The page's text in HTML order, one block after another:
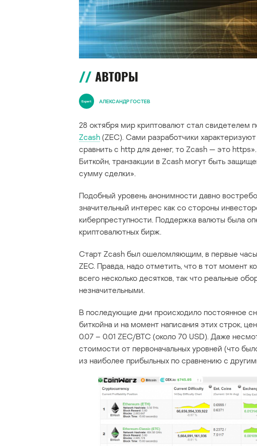
АВТОРЫ
АЛЕКСАНДР ГОСТЕВ
28 октября мир криптовалют стал свидетелем
Zcash (ZEC). Сами разработчики
сравнить с http для денег, то Zcash — это
Биткойн, транзакции в Zcash могут быть
сумму сделки».
Подобный уровень анонимности давно
значительный интерес как со стороны
киберпреступности. Поддержка валюты была
криптовалютных бирж.
Старт Zcash был ошеломляющим, в первые
ZEC. Правда, надо отметить, что в тот момент
всего несколько десятков, так что реальные
незначительными.
В последующие дни происходило постоянное
биткойна и на момент написания этих строк,
0.07 – 0.01 ZEC/BTC (около 70 USD). Даже
стоимости от первоначальных уровней (что
из наиболее прибыльных по сравнению с